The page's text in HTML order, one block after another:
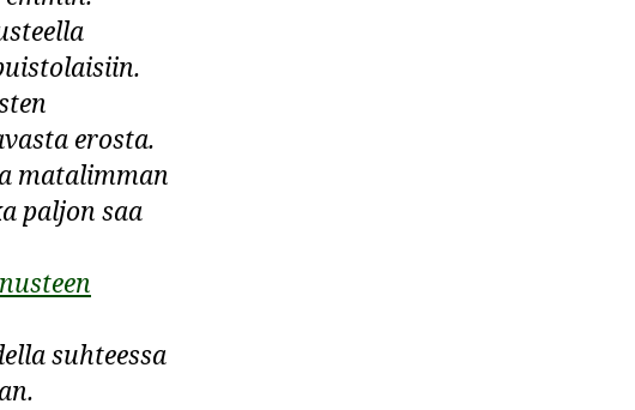
erosta.
matalimman
paljon saa
suhteessa